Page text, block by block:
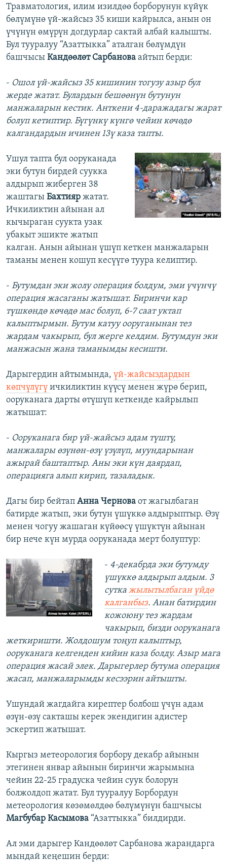
Травматология, илим изилдөө борборунун күйүк
бөлүмүнө үй-жайсыз 35 киши кайрылса, анын он
үчүнүн өмүрүн догдурлар сактай албай калышты.
Бул тууралуу “Азаттыкка” аталган бөлүмдүн
башчысы Кандөөлөт Сарбанова айтып берди:
- Ошол үй-жайсыз 35 кишинин тогузу азыр бул
жерде жатат. Булардын бешөөнүн бутунун
манжаларын кестик. Анткени 4-даражадагы жарат
болуп кетиптир. Бүгүнкү күнгө чейин көчөдө
калгандардын ичинен 13ү каза тапты.
Ушул тапта бул ооруканада
эки бутун бирдей суукка
алдырып жиберген 38
жаштагы Бахтияр жатат.
Ичкиликтин айынан ал
кычыраган суукта узак
убакыт эшикте жатып
калган. Анын айынан үшүп кеткен манжаларын
таманы менен кошуп кесүүгө туура келиптир.
- Бутумдан эки жолу операция болдум, эми үчүнчү
операция жасаганы жатышат. Биринчи кар
түшкөндө көчөдө мас болуп, 6-7 саат уктап
калыптырмын. Бутум катуу ооруганынан тез
жардам чакырып, бул жерге келдим. Бутумдун эки
манжасын жана таманымды кесишти.
Дарыгердин айтымында, үй-жайсыздардын
көпчүлүгү ичкиликтин күүсү менен жүрө берип,
ооруканага дарты өтүшүп кеткенде кайрылып
жатышат:
- Ооруканага бир үй-жайсыз адам түштү,
манжалары өзүнөн-өзү үзүлүп, муундарынан
ажырай баштаптыр. Аны эки күн даярдап,
операцияга алып кирип, тазаладык.
Дагы бир бейтап Анна Чернова от жагылбаган
батирде жатып, эки бутун үшүккө алдырыптыр. Өзү
менен чогуу жашаган күйөөсү үшүктүн айынан
бир нече күн мурда ооруканада мерт болуптур:
- 4-декабрда эки бутумду
үшүккө алдырып алдым. 3
сутка жылытылбаган үйдө
калганбыз. Анан батирдин
кожоюну тез жардам
чакырып, бизди ооруканага
жеткиришти. Жолдошум тоңуп калыптыр,
ооруканага келгенден кийин каза болду. Азыр мага
операция жасай элек. Дарыгерлер бутума операция
жасап, манжаларымды кесээрин айтышты.
Ушундай жагдайга кирептер болбош үчүн адам
өзүн-өзү сакташы керек экендигин адистер
эскертип жатышат.
Кыргыз метеорология борбору декабр айынын
этегинен январ айынын биринчи жарымына
чейин 22-25 градуска чейин суук болорун
болжолдоп жатат. Бул тууралуу Борбордун
метеорология көзөмөлдөө бөлүмүнүн башчысы
Магбубар Касымова “Азаттыкка” билдирди.
Ал эми дарыгер Кандөөлөт Сарбанова жарандарга
мындай кеңешин берди: